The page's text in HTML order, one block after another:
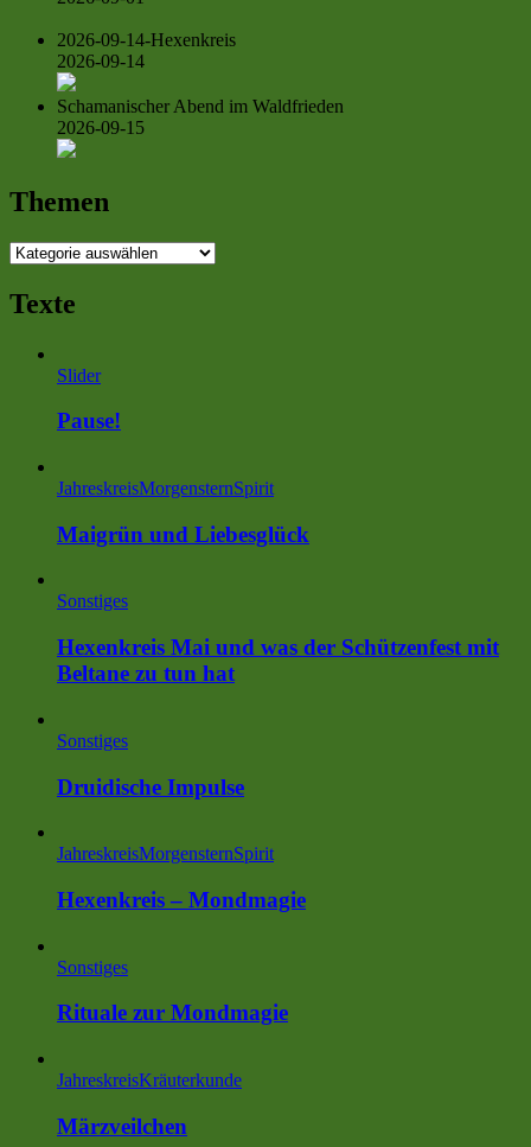
2026-09-14-Hexenkreis
2026-09-14
Schamanischer Abend im Waldfrieden
2026-09-15
Themen
Themen
Texte
Slider
Pause!
JahreskreisMorgensternSpirit
Maigrün und Liebesglück
Sonstiges
Hexenkreis Mai und was der Schützenfest mit
Beltane zu tun hat
Sonstiges
Druidische Impulse
JahreskreisMorgensternSpirit
Hexenkreis – Mondmagie
Sonstiges
Rituale zur Mondmagie
JahreskreisKräuterkunde
Märzveilchen